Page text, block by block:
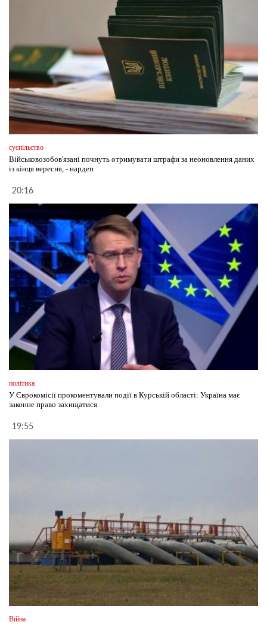
суспільство
Військовозобов'язані почнуть отримувати штрафи за неоновлення даних
із кінця вересня, - нардеп
20:16
політика
У Єврокомісії прокоментували події в Курській області: Україна має
законне право захищатися
19:55
Війна